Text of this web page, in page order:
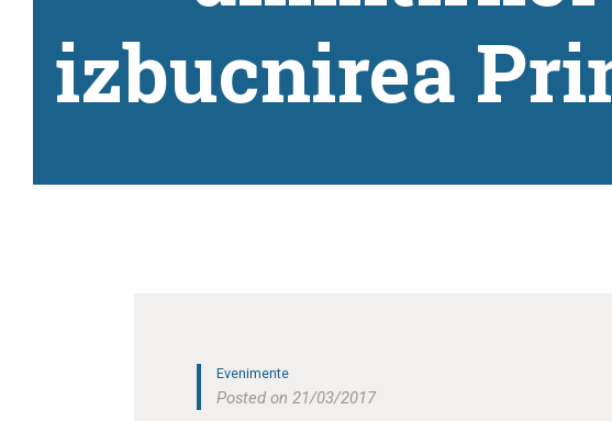
izbucnirea
Evenimente
Posted on 21/03/2017